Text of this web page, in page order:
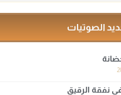
عمل الناس"
ختم القرآن في الصلاة أصلاً
الصوتيات